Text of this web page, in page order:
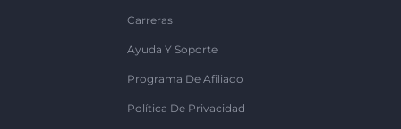
Carreras
Ayuda Y Soporte
Programa De Afiliado
Política De Privacidad